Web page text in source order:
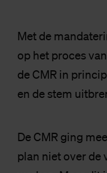
Met de
op het proces
de CMR in
en de stem
De CMR ging
plan niet over de